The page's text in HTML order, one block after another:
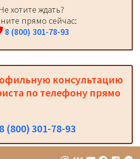
Не хотите ждать?
прямо сейчас:
8 (800) 301-78-93
консультацию
по телефону прямо
8 (800) 301-78-93